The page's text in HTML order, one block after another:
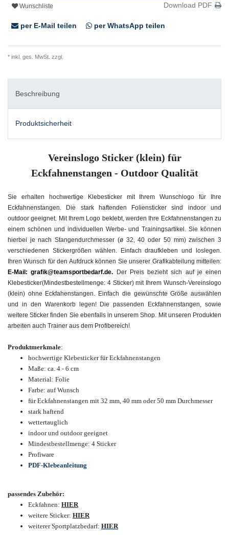
Wunschliste Download PDF
per E-Mail teilen per WhatsApp teilen
* inkl. ges. MwSt. zzgl.
Beschreibung
Produktsicherheit
Vereinslogo Sticker (klein) für
Eckfahnenstangen - Outdoor Qualität
Sie erhalten hochwertige Klebesticker mit Ihrem Wunschlogo für Ihre
Eckfahnenstangen. Die stark haftenden Foliensticker sind indoor und
outdoor geeignet. Mit Ihrem Logo beklebt, werden Ihre Eckfahnenstangen zu
einem schönen und individuellen Werbe- und Trainingsartikel. Sie können
hierbei je nach Stangendurchmesser (ø 32, 40 oder 50 mm) zwischen 3
verschiedenen Stickergrößen wählen. Einfach draufkleben und loslegen.
Ihren Wunsch für den Aufdruck können Sie unserer Grafikabteilung mitteilen:
E-Mail: grafik@teamsportbedarf.de. Der Preis bezieht sich auf je einen
Klebesticker(Mindestbestellmenge: 4 Sticker) mit Ihrem Wunsch-Vereinslogo
(klein) ohne Eckfahenstangen. Einfach die gewünschte Größe auswählen
und in den Warenkorb legen! Die passenden Eckfahnenstangen, sowie
weitere Sticker finden Sie ebenfalls in unserem Shop. Mit unseren Produkten
arbeiten auch Trainer aus dem Profibereich!
Produktmerkmale:
hochwertige Klebesticker für Eckfahnenstangen
Maße: ca. 4 - 6 cm
Material: Folie
Farbe: auf Wunsch
für Eckfahnenstangen mit 32 mm, 40 mm oder 50 mm Durchmesser
stark haftend
wettertauglich
indoor und outdoor geeignet
Mindestbestellmenge: 4 Sticker
Profiware
PDF-Klebeanleitung
passendes Zubehör:
Eckfahnen: HIER
weitere Sticker: HIER
weiterer Sportplatzbedarf: HIER